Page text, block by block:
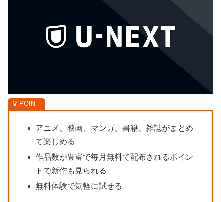
アニメ、映画、マンガ、書籍、雑誌がまとめ
て楽しめる
作品数が豊富で毎月無料で配布されるポイン
トで新作も見られる
無料体験で気軽に試せる